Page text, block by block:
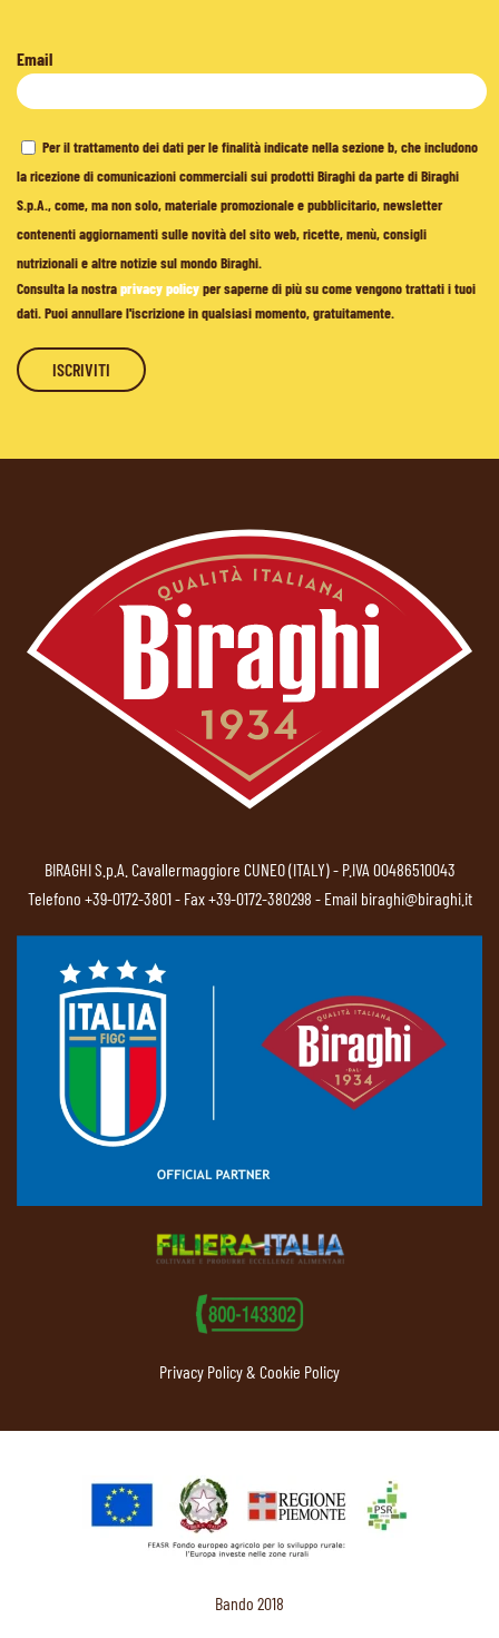
Email
Per il trattamento dei dati per le finalità indicate nella sezione b, che includono
la ricezione di comunicazioni commerciali sui prodotti Biraghi da parte di Biraghi
S.p.A., come, ma non solo, materiale promozionale e pubblicitario, newsletter
contenenti aggiornamenti sulle novità del sito web, ricette, menù, consigli
nutrizionali e altre notizie sul mondo Biraghi.
Consulta la nostraprivacy policyper saperne di più su come vengono trattati i tuoi
dati. Puoi annullare l'iscrizione in qualsiasi momento, gratuitamente.
BIRAGHI S.p.A. Cavallermaggiore CUNEO (ITALY) - P.IVA 00486510043
Telefono +39-0172-3801- Fax +39-0172-380298 - Email biraghi@biraghi.it
Privacy Policy & Cookie Policy
Bando 2018